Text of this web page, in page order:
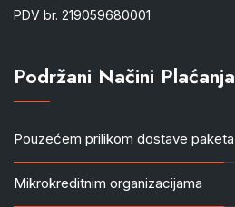
PDV br. 219059680001
Podržani Načini Plaćanja
Pouzećem prilikom dostave paketa
Mikrokreditnim organizacijama